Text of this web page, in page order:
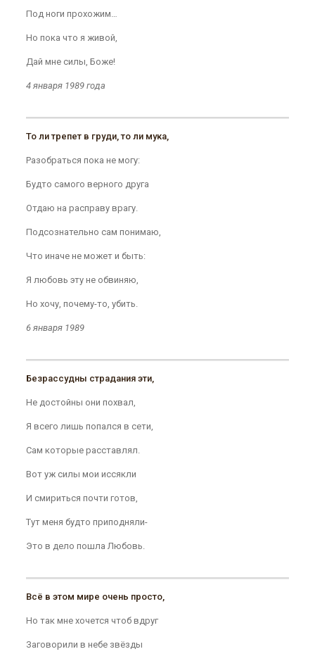
Под ноги прохожим…
Но пока что я живой,
Дай мне силы, Боже!
4 января 1989 года
То ли трепет в груди, то ли мука,
Разобраться пока не могу:
Будто самого верного друга
Отдаю на расправу врагу.
Подсознательно сам понимаю,
Что иначе не может и быть:
Я любовь эту не обвиняю,
Но хочу, почему-то, убить.
6 января 1989
Безрассудны страдания эти,
Не достойны они похвал,
Я всего лишь попался в сети,
Сам которые расставлял.
Вот уж силы мои иссякли
И смириться почти готов,
Тут меня будто приподняли-
Это в дело пошла Любовь.
Всё в этом мире очень просто,
Но так мне хочется чтоб вдруг
Заговорили в небе звёзды